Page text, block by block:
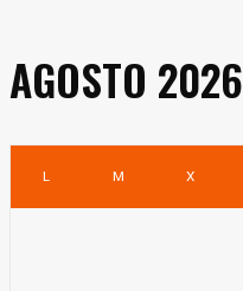
AGOSTO 2026
L M X